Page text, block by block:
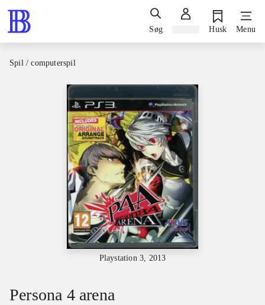
Søg Husk Menu
Spil / computerspil
Playstation 3, 2013
Persona 4 arena